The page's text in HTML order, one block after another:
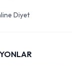
Diyet